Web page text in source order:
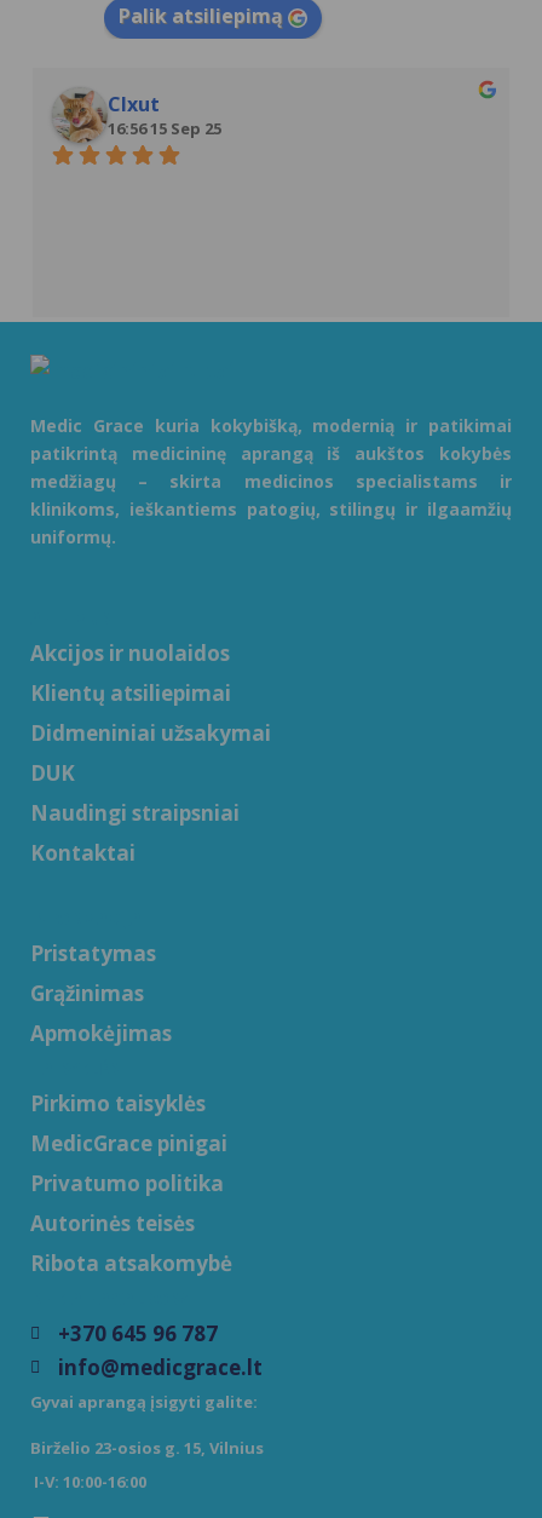
Palik atsiliepimą
Clxut
16:56 15 Sep 25
Medic Grace kuria kokybišką, modernią ir patikimai
patikrintą medicininę aprangą iš aukštos kokybės
medžiagų – skirta medicinos specialistams ir
klinikoms, ieškantiems patogių, stilingų ir ilgaamžių
uniformų.
Akcijos ir nuolaidos
Klientų atsiliepimai
Didmeniniai užsakymai
DUK
Naudingi straipsniai
Kontaktai
Pristatymas
Grąžinimas
Apmokėjimas
Pirkimo taisyklės
MedicGrace pinigai
Privatumo politika
Autorinės teisės
Ribota atsakomybė
+370 645 96 787
info@medicgrace.lt
Gyvai aprangą įsigyti galite:
Birželio 23-osios g. 15, Vilnius
I-V: 10:00-16:00